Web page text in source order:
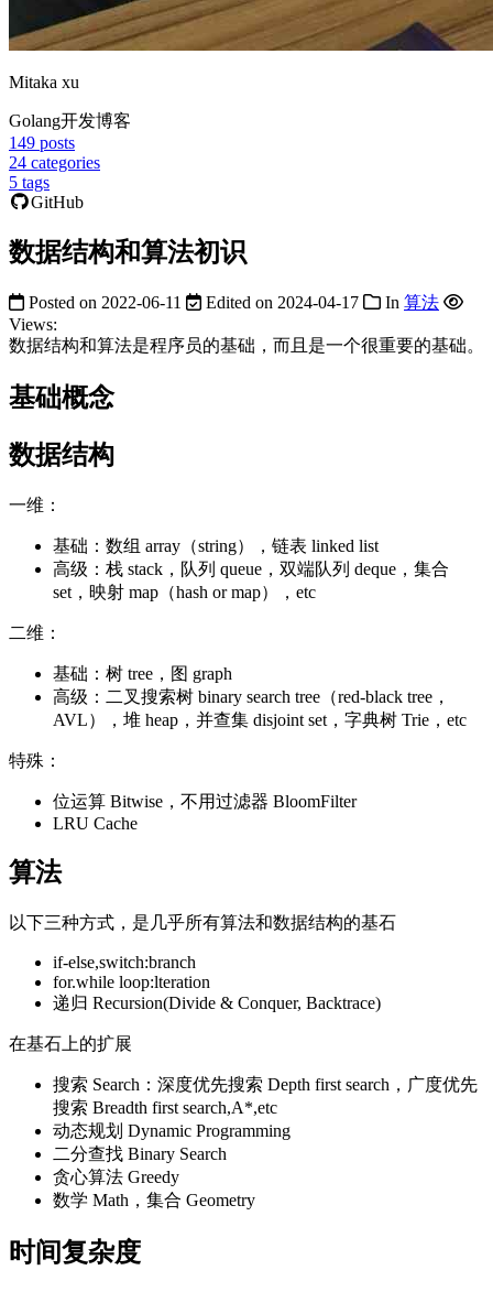
Mitaka xu
Golang开发博客
149 posts
24 categories
5 tags
GitHub
数据结构和算法初识
Posted on 2022-06-11 Edited on 2024-04-17 In 算法
Views:
数据结构和算法是程序员的基础，而且是一个很重要的基础。
基础概念
数据结构
一维：
基础：数组 array（string），链表 linked list
高级：栈 stack，队列 queue，双端队列 deque，集合
set，映射 map（hash or map），etc
二维：
基础：树 tree，图 graph
高级：二叉搜索树 binary search tree（red-black tree，
AVL），堆 heap，并查集 disjoint set，字典树 Trie，etc
特殊：
位运算 Bitwise，不用过滤器 BloomFilter
LRU Cache
算法
以下三种方式，是几乎所有算法和数据结构的基石
if-else,switch:branch
for.while loop:lteration
递归 Recursion(Divide & Conquer, Backtrace)
在基石上的扩展
搜索 Search：深度优先搜索 Depth first search，广度优先
搜索 Breadth first search,A*,etc
动态规划 Dynamic Programming
二分查找 Binary Search
贪心算法 Greedy
数学 Math，集合 Geometry
时间复杂度